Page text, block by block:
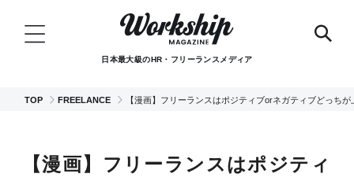
日本最大級のHR・フリーランスメディア
TOP FREELANCE 【漫画】フリーランスはポジティブorネガティブどっちが
【漫画】フリーランスはポジティ